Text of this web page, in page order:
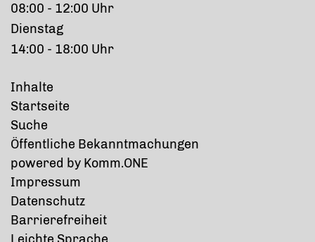
08:00 - 12:00 Uhr
Dienstag
14:00 - 18:00 Uhr
Inhalte
Startseite
Suche
Öffentliche Bekanntmachungen
powered by Komm.ONE
Impressum
Datenschutz
Barrierefreiheit